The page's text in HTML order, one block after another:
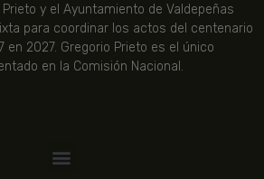
y el Ayuntamiento de Valdepeñas
para coordinar los actos del centenario
en 2027. Gregorio Prieto es el único
en la Comisión Nacional.